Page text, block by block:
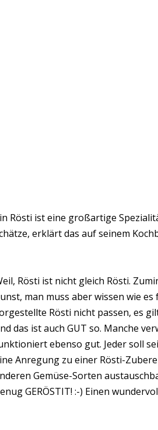
Rösti ist eine großartige
erklärt das auf seinem
Rösti ist nicht gleich Rösti.
man muss aber wissen wie
Rösti nicht passen, es
das ist auch GUT so. Manche
ebenso gut. Jeder soll
Anregung zu einer Rösti-
Gemüse-Sorten
GERÖSTIT! :-) Einen